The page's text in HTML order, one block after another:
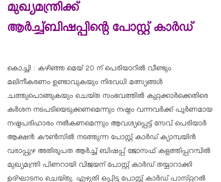
മുഖ്യമന്ത്രിക്ക്
ആർച്ച്ബിഷപ്പിന്റെ പോസ്റ്റ് കാർഡ്
കൊച്ചി : കഴിഞ്ഞ മെയ് 20 ന് പെരിയാറിൽ വീണ്ടും
മലിനീകരണം ഉണ്ടാവുകയും നിരവധി മത്സ്യങ്ങൾ
ചത്തുപൊങ്ങുകയും ചെയ്ത സംഭവത്തിൽ കുറ്റക്കാർക്കെതിരെ
കർശന നടപടിയെടുക്കണമെന്നും നഷ്ടം വന്നവർക്ക് പൂർണമായ
നഷ്ടപരിഹാരം നൽകണമെന്നും ആവശ്യപ്പെട്ട് സേവ് പെരിയാർ
ആക്ഷൻ കൗൺസിൽ നടത്തുന്ന പോസ്റ്റ് കാർഡ് ക്യാമ്പയിൻ
വരാപ്പുഴ അതിരൂപത ആർച്ച് ബിഷപ്പ് ജോസഫ് കളത്തിപ്പറമ്പിൽ
മുഖ്യമന്ത്രി പിണറായി വിജയന് പോസ്റ്റ് കാർഡ് തയ്യാറാക്കി
ഉദ്ഘാടനം ചെയ്തു. എഴുതി ഒപ്പിട്ട പോസ്റ്റ് കാർഡ് പാസ്‌റ്ററൽ